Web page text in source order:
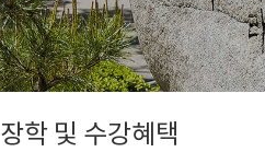
장학 및 수강혜택